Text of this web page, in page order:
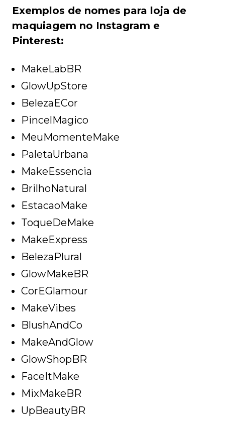
Exemplos de nomes para loja de
maquiagem no Instagram e
Pinterest:
MakeLabBR
GlowUpStore
BelezaECor
PincelMagico
MeuMomenteMake
PaletaUrbana
MakeEssencia
BrilhoNatural
EstacaoMake
ToqueDeMake
MakeExpress
BelezaPlural
GlowMakeBR
CorEGlamour
MakeVibes
BlushAndCo
MakeAndGlow
GlowShopBR
FaceItMake
MixMakeBR
UpBeautyBR